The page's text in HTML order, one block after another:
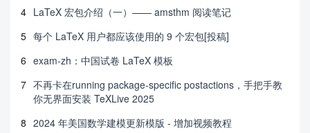
4 LaTeX 宏包介绍（一）—— amsthm 阅读笔记
5 每个 LaTeX 用户都应该使用的 9 个宏包[投稿]
6 exam-zh：中国试卷 LaTeX 模板
7 不再卡在running package-specific postactions，手把手教
你无界面安装 TeXLive 2025
8 2024 年美国数学建模更新模版 - 增加视频教程